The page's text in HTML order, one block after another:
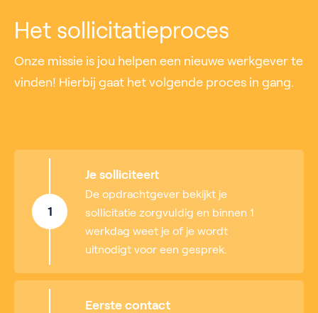
Het sollicitatieproces
Onze missie is jou helpen een nieuwe werkgever te
vinden! Hierbij gaat het volgende proces in gang.
1
Je solliciteert
De opdrachtgever bekijkt je
sollicitatie zorgvuldig en binnen 1
werkdag weet je of je wordt
uitnodigt voor een gesprek.
Eerste contact